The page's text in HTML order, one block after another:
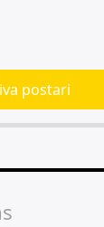
postari